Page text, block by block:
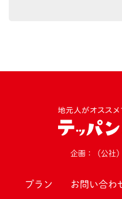
企画：（公社
プラン お問い合わ